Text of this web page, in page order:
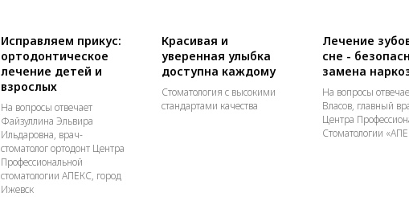
Исправляем прикус:
ортодонтическое
лечение детей и
взрослых
На вопросы отвечает
Файзуллина Эльвира
Ильдаровна, врач-
стоматолог ортодонт Центра
Профессиональной
стоматологии АПЕКС, город
Ижевск
Красивая и
уверенная улыбка
доступна каждому
Стоматология с высокими
стандартами качества
Лечение
сне -
замена
На вопросы
Власов, главный
Центра
Стоматологии